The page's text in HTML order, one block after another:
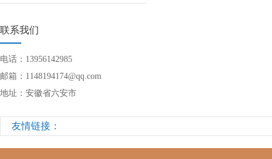
联系我们
电话：13956142985
邮箱：1148194174@qq.com
地址：安徽省六安市
友情链接：